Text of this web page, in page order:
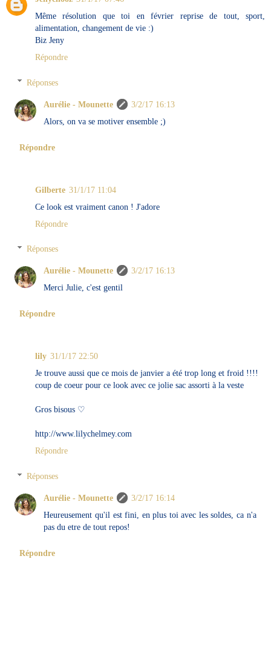
Même résolution que toi en février reprise de tout, sport,
alimentation, changement de vie :)
Biz Jeny
Répondre
Réponses
Aurélie - Mounette
3/2/17 16:13
Alors, on va se motiver ensemble ;)
Répondre
Gilberte 31/1/17 11:04
Ce look est vraiment canon ! J'adore
Répondre
Réponses
Aurélie - Mounette
3/2/17 16:13
Merci Julie, c'est gentil
Répondre
lily 31/1/17 22:50
Je trouve aussi que ce mois de janvier a été trop long et froid !!!!
coup de coeur pour ce look avec ce jolie sac assorti à la veste
Gros bisous ♡
http://www.lilychelmey.com
Répondre
Réponses
Aurélie - Mounette
3/2/17 16:14
Heureusement qu'il est fini, en plus toi avec les soldes, ca n'a
pas du etre de tout repos!
Répondre